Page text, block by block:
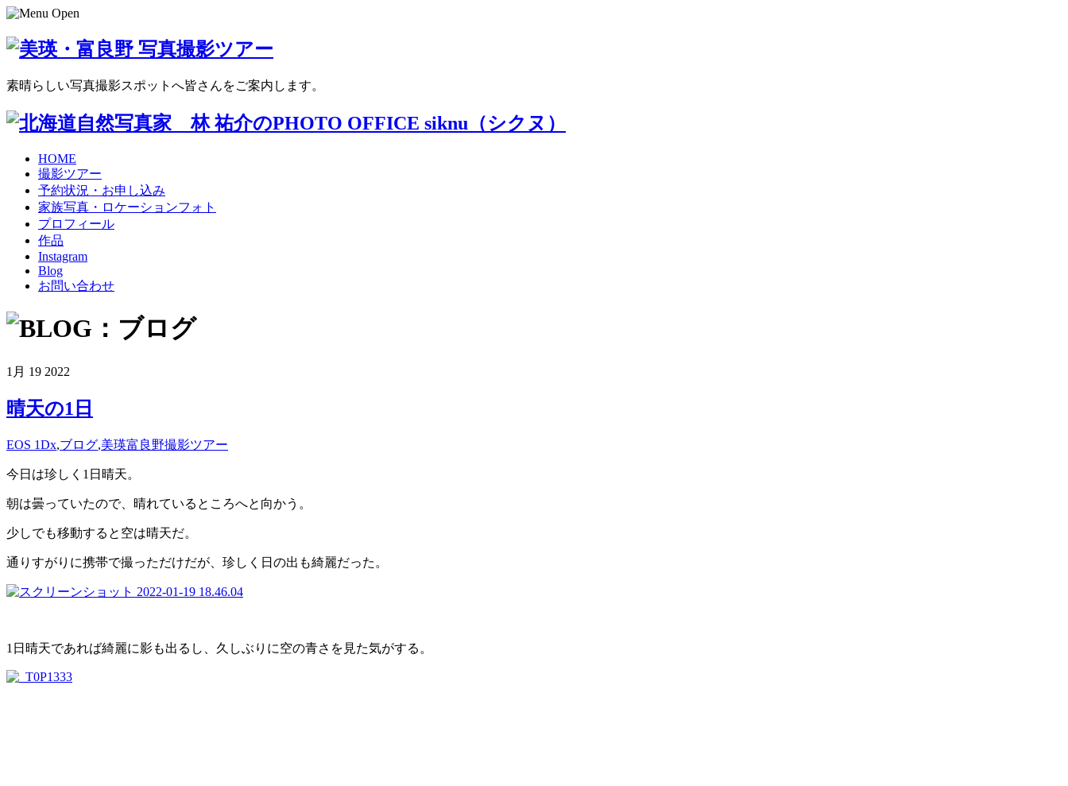
素晴らしい写真撮影スポットへ皆さんをご案内します。
HOME
撮影ツアー
予約状況・お申し込み
家族写真・ロケーションフォト
プロフィール
作品
Instagram
Blog
お問い合わせ
1月 19 2022
晴天の1日
EOS 1Dx,ブログ,美瑛富良野撮影ツアー
今日は珍しく1日晴天。
朝は曇っていたので、晴れているところへと向かう。
少しでも移動すると空は晴天だ。
通りすがりに携帯で撮っただけだが、珍しく日の出も綺麗だった。
1日晴天であれば綺麗に影も出るし、久しぶりに空の青さを見た気がする。